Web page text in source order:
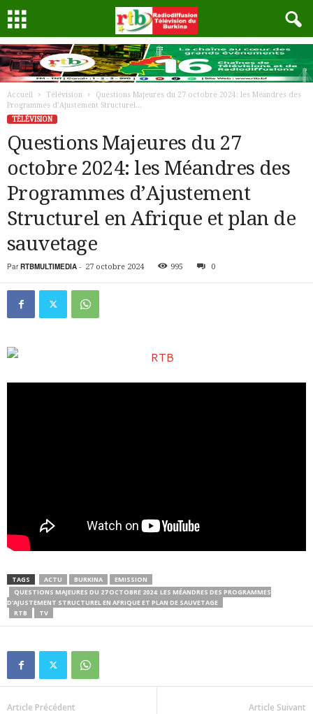
Accueil Télévision
Questions Majeures du 27 octobre 2024: les Méandres des
Programmes d’Ajustement Structurel...
TÉLÉVISION
Questions Majeures du 27
octobre 2024: les Méandres des
Programmes d’Ajustement
Structurel en Afrique et plan de
sauvetage
Par RTBMULTIMEDIA - 27 octobre 2024 995 0
TAGS ACTU BURKINA
EMISSION
QUESTIONS MAJEURES DU 27 OCTOBRE 2024: LES MÉANDRES DES PROGRAMMES
D'AJUSTEMENT STRUCTUREL EN AFRIQUE ET PLAN DE SAUVETAGE
RTB
TV
Article Précédent Article Suivant